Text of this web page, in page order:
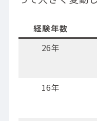
経験年数
26年
16年